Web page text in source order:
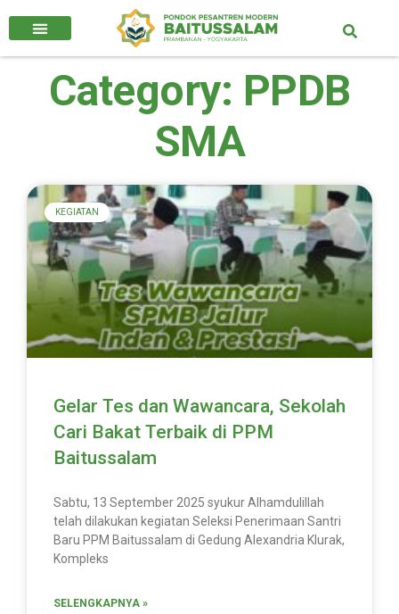
Category: PPDB
SMA
KEGIATAN
Gelar Tes dan Wawancara, Sekolah
Cari Bakat Terbaik di PPM
Baitussalam
Sabtu, 13 September 2025 syukur Alhamdulillah
telah dilakukan kegiatan Seleksi Penerimaan Santri
Baru PPM Baitussalam di Gedung Alexandria Klurak,
Kompleks
SELENGKAPNYA »